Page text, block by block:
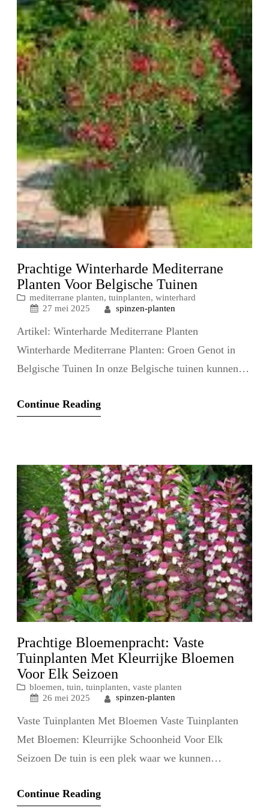
Prachtige Winterharde Mediterrane
Planten Voor Belgische Tuinen
mediterrane planten, tuinplanten, winterhard
27 mei 2025
spinzen-planten
Artikel: Winterharde Mediterrane Planten
Winterharde Mediterrane Planten: Groen Genot in
Belgische Tuinen In onze Belgische tuinen kunnen
klimaat, maar dat betekent niet dat we de schoonheid
planten die perfect gedijen in ons gematigde…
Continue Reading
Prachtige Bloemenpracht: Vaste
Tuinplanten Met Kleurrijke Bloemen
Voor Elk Seizoen
bloemen, tuin, tuinplanten, vaste planten
26 mei 2025
spinzen-planten
Vaste Tuinplanten Met Bloemen Vaste Tuinplanten
Met Bloemen: Kleurrijke Schoonheid Voor Elk
Seizoen De tuin is een plek waar we kunnen
van vaste tuinplanten met bloemen is een geweldige
Continue Reading